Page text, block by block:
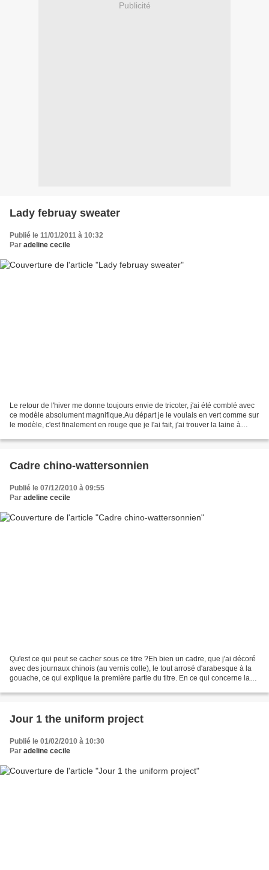
Publicité
Lady februay sweater
Publié le 11/01/2011 à 10:32
Par adeline cecile
Le retour de l'hiver me donne toujours envie de tricoter, j'ai été comblé avec
ce modèle absolument magnifique.Au départ je le voulais en vert comme sur
le modèle, c'est finalement en rouge que je l'ai fait, j'ai trouver la laine à
Cadre chino-wattersonnien
Publié le 07/12/2010 à 09:55
Par adeline cecile
Qu'est ce qui peut se cacher sous ce titre ?Eh bien un cadre, que j'ai décoré
avec des journaux chinois (au vernis colle), le tout arrosé d'arabesque à la
gouache, ce qui explique la première partie du titre. En ce qui concerne la
Jour 1 the uniform project
Publié le 01/02/2010 à 10:30
Par adeline cecile